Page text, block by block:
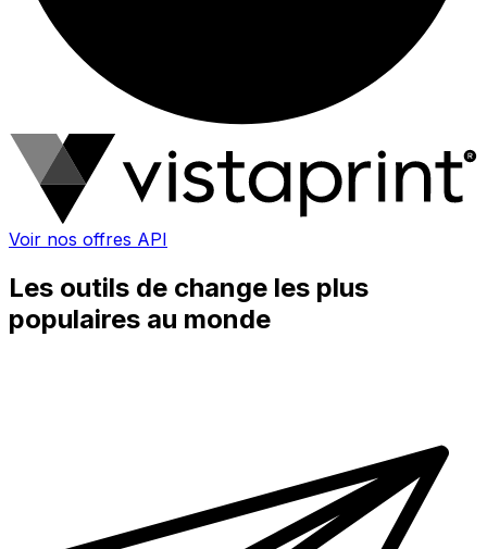
Voir nos offres API
Les outils de change les plus
populaires au monde